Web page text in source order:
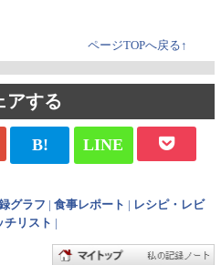
ページTOPへ戻る↑
アする
B! LINE
グラフ 食事レポート
レシピ・レビ
チリスト